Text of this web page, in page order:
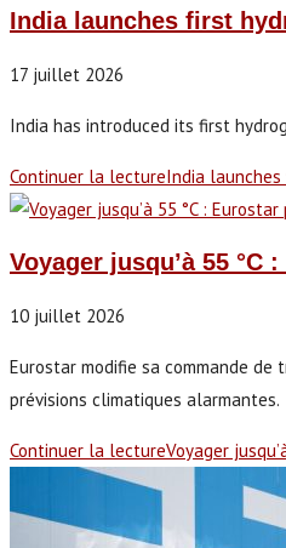
India launches first
17 juillet 2026
India has introduced its first
Continuer la lectureIndia
Voyager jusqu’à 55
10 juillet 2026
Eurostar modifie sa commande
prévisions climatiques alarmantes.
Continuer la lectureVoyager